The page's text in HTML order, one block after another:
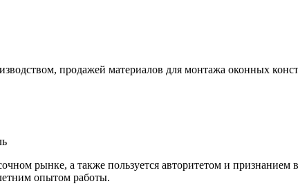
продажей материалов для монтажа оконных
рынке, а также пользуется авторитетом и
опытом работы.